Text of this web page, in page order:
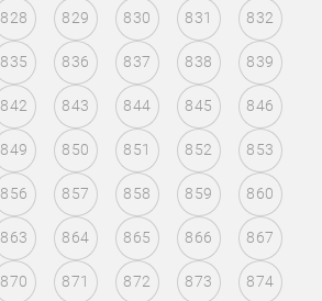
828 829 830 831 832
835 836 837 838 839
842 843 844 845 846
849 850 851 852 853
856 857 858 859 860
863 864 865 866 867
870 871 872 873 874